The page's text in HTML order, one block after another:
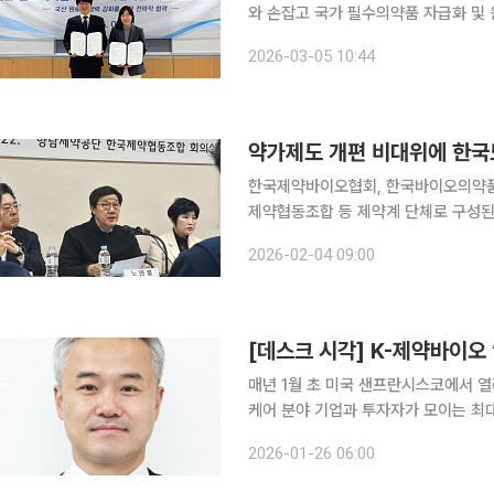
와 손잡고 국가 필수의약품 자급화 및 원가 경쟁력 확보
협약은 최근 제약업계의 최대 화두인
2026-03-05 10:44
약가제도 개편 비대위에 한
한국제약바이오협회, 한국바이오의
제약협동조합 등 제약계 단체로 구성
연맹(화학노련)이 비대위에 참여한다
2026-02-04 09:00
[데스크 시각] K-제약바이오
매년 1월 초 미국 샌프란시스코에서
케어 분야 기업과 투자자가 모이는
에 올랐다. 그러나 돌아온 한국의 제
2026-01-26 06:00